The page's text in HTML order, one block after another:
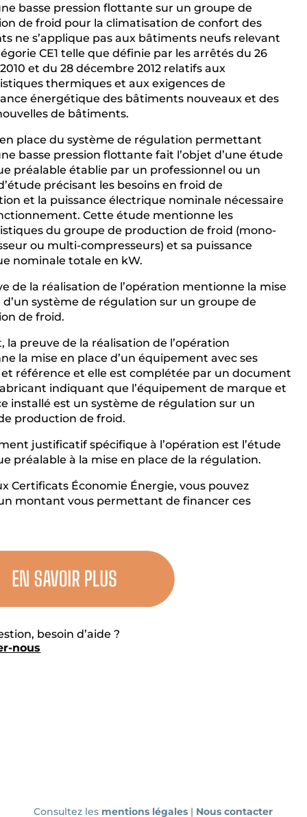
basse pression flottante sur un groupe de
de froid pour la climatisation de confort des
ne s’applique pas aux bâtiments neufs relevant
CE1 telle que définie par les arrêtés du 26
et du 28 décembre 2012 relatifs aux
thermiques et aux exigences de
énergétique des bâtiments nouveaux et des
de bâtiments.
place du système de régulation permettant
basse pression flottante fait l’objet d’une étude
préalable établie par un professionnel ou un
précisant les besoins en froid de
et la puissance électrique nominale nécessaire
Cette étude mentionne les
du groupe de production de froid (mono-
ou multi-compresseurs) et sa puissance
nominale totale en kW.
de la réalisation de l’opération mentionne la mise
d’un système de régulation sur un groupe de
de froid.
la preuve de la réalisation de l’opération
la mise en place d’un équipement avec ses
référence et elle est complétée par un document
indiquant que l’équipement de marque et
installé est un système de régulation sur un
production de froid.
justificatif spécifique à l’opération est l’étude
préalable à la mise en place de la régulation.
Certificats Économie Énergie, vous pouvez
montant vous permettant de financer ces
besoin d’aide ?
nous
Consultez les mentions légales | Nous contacter